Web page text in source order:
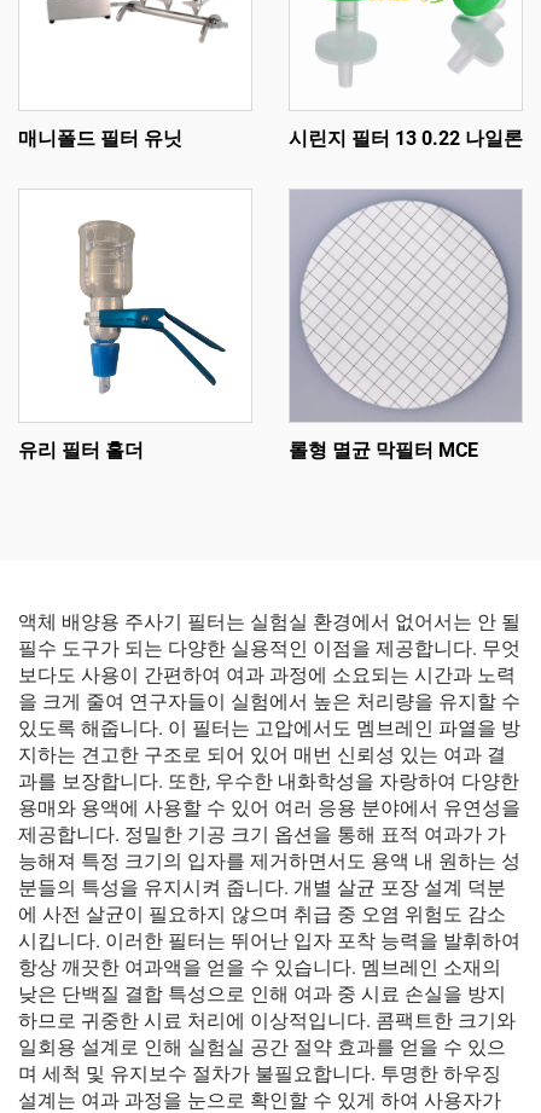
매니폴드 필터 유닛 시린지 필터 13 0.22 나일론
유리 필터 홀더 롤형 멸균 막필터 MCE
액체 배양용 주사기 필터는 실험실 환경에서 없어서는 안 될
필수 도구가 되는 다양한 실용적인 이점을 제공합니다. 무엇
보다도 사용이 간편하여 여과 과정에 소요되는 시간과 노력
을 크게 줄여 연구자들이 실험에서 높은 처리량을 유지할 수
있도록 해줍니다. 이 필터는 고압에서도 멤브레인 파열을 방
지하는 견고한 구조로 되어 있어 매번 신뢰성 있는 여과 결
과를 보장합니다. 또한, 우수한 내화학성을 자랑하여 다양한
용매와 용액에 사용할 수 있어 여러 응용 분야에서 유연성을
제공합니다. 정밀한 기공 크기 옵션을 통해 표적 여과가 가
능해져 특정 크기의 입자를 제거하면서도 용액 내 원하는 성
분들의 특성을 유지시켜 줍니다. 개별 살균 포장 설계 덕분
에 사전 살균이 필요하지 않으며 취급 중 오염 위험도 감소
시킵니다. 이러한 필터는 뛰어난 입자 포착 능력을 발휘하여
항상 깨끗한 여과액을 얻을 수 있습니다. 멤브레인 소재의
낮은 단백질 결합 특성으로 인해 여과 중 시료 손실을 방지
하므로 귀중한 시료 처리에 이상적입니다. 콤팩트한 크기와
일회용 설계로 인해 실험실 공간 절약 효과를 얻을 수 있으
며 세척 및 유지보수 절차가 불필요합니다. 투명한 하우징
설계는 여과 과정을 눈으로 확인할 수 있게 하여 사용자가